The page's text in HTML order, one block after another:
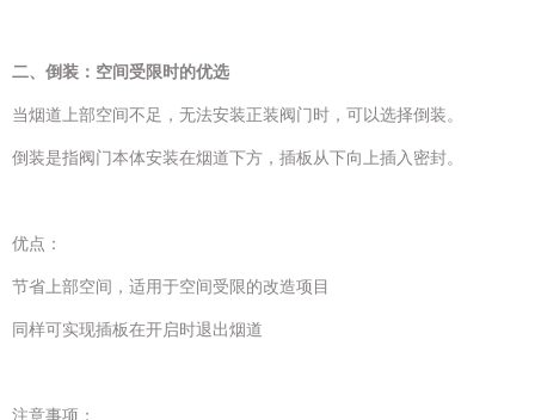
二、倒装：空间受限时的优选
当烟道上部空间不足，无法安装正装阀门时，可以选择倒装。
倒装是指阀门本体安装在烟道下方，插板从下向上插入密封。
优点：
节省上部空间，适用于空间受限的改造项目
同样可实现插板在开启时退出烟道
注意事项：